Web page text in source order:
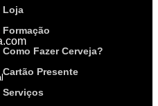
Loja
Formação
Como Fazer Cerveja?
Cartão Presente
Serviços